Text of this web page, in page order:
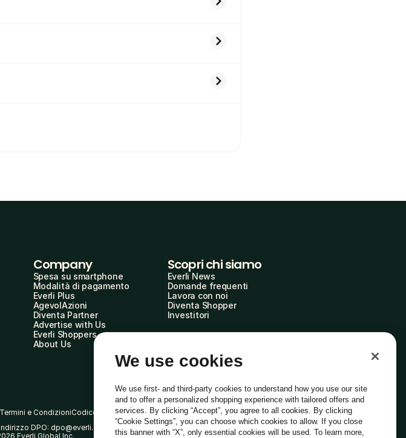
Company
Spesa su smartphone
Modalità di pagamento
Everli Plus
AgevolAzioni
Diventa Partner
Advertise with Us
Everli Shoppers
About Us
Scopri chi siamo
Everli News
Domande frequenti
Lavora con noi
Diventa Shopper
Investitori
Termini e CondizioniCodice Etico
DPO: dpo@everli.com
Everli Global Inc.
Italiano
We use cookies
We use first- and third-party cookies to understand how you use our site
and to offer a personalized shopping experience with tailored offers and
services. By clicking “Accept”, you agree to all cookies. By clicking
“Cookie Settings”, you can choose which cookies to allow. If you close
this banner with “X”, only essential cookies will be used. To learn more,